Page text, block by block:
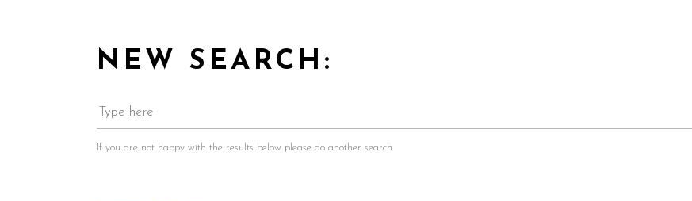
NEW SEARCH:
If you are not happy with the results below please do another search